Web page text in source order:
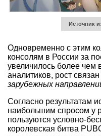
Источник
Одновременно с этим
консолям в России за
увеличилось более чем
аналитиков, рост
зарубежных
Согласно результатам
наибольшим спросом у
пользуются условно-
королевская битва